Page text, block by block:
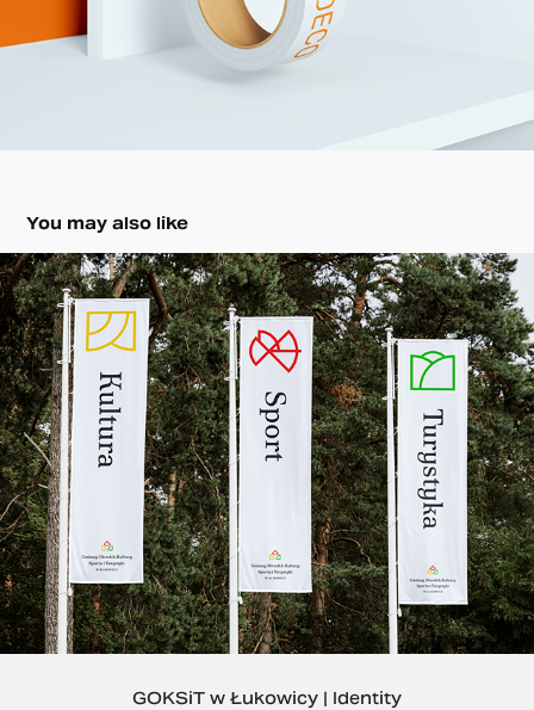
You may also like
GOKSiT w Łukowicy | Identity